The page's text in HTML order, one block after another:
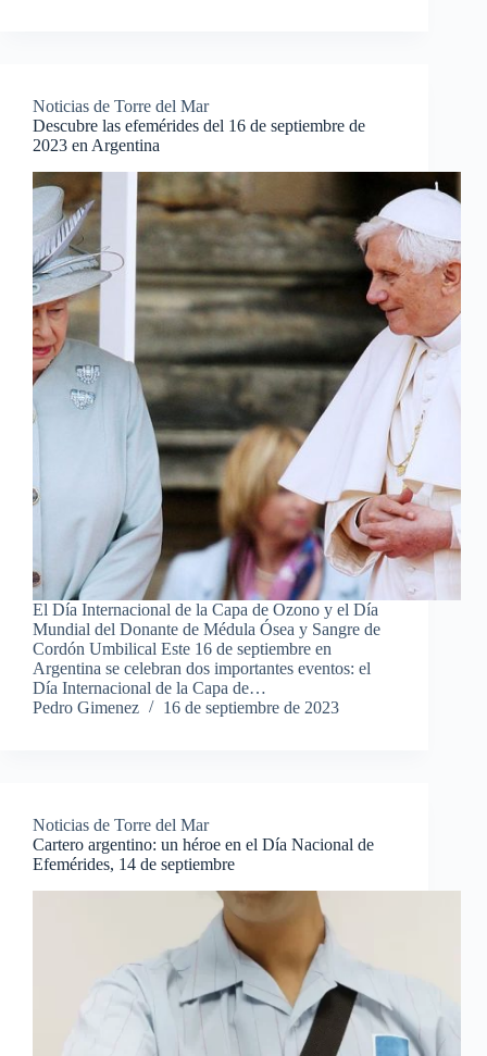
Noticias de Torre del Mar
Descubre las efemérides del 16 de septiembre de
2023 en Argentina
El Día Internacional de la Capa de Ozono y el Día
Mundial del Donante de Médula Ósea y Sangre de
Cordón Umbilical Este 16 de septiembre en
Argentina se celebran dos importantes eventos: el
Día Internacional de la Capa de…
Pedro Gimenez
16 de septiembre de 2023
Noticias de Torre del Mar
Cartero argentino: un héroe en el Día Nacional de
Efemérides, 14 de septiembre